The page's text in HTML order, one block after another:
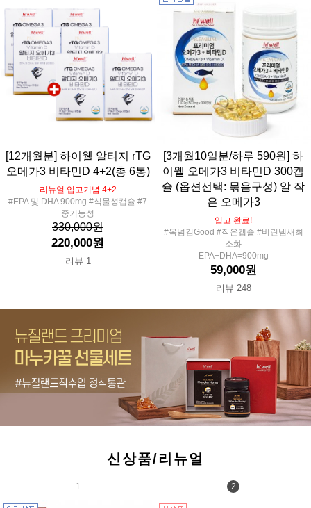
[12개월분] 하이웰 알티지 rTG
오메가3 비타민D 4+2(총 6통)
리뉴얼 입고기념 4+2
#EPA 및 DHA 900mg #식물성캡슐 #7
중기능성
330,000원
220,000원
리뷰 1
[3개월10일분/하루 590원] 하
이웰 오메가3 비타민D 300캡
슐 (옵션선택: 묶음구성) 알 작
은 오메가3
입고 완료!
#목넘김Good #작은캡슐 #비린냄새최
소화
EPA+DHA=900mg
59,000원
리뷰 248
신상품/리뉴얼
1 2